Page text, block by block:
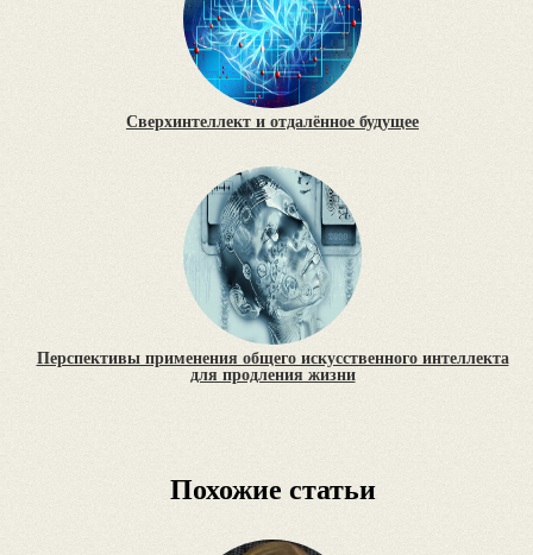
Сверхинтеллект и отдалённое будущее
Перспективы применения общего искусственного интеллекта
для продления жизни
Похожие статьи